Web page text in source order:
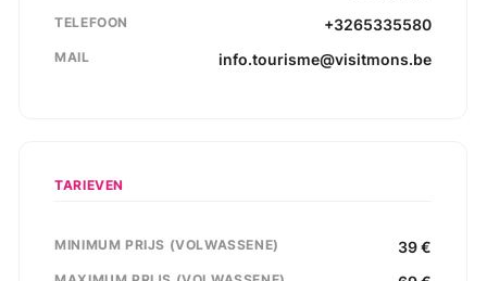
TELEFOON +3265335580
MAIL info.tourisme@visitmons.be
TARIEVEN
MINIMUM PRIJS (VOLWASSENE) 39€